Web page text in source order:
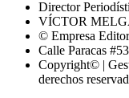
Director
VÍCTOR
© Empresa
Calle Paracas
Copyright© |
derechos